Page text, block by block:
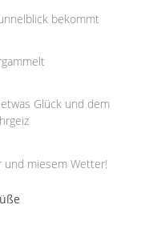
bekommt
Glück und dem
und miesem Wetter!